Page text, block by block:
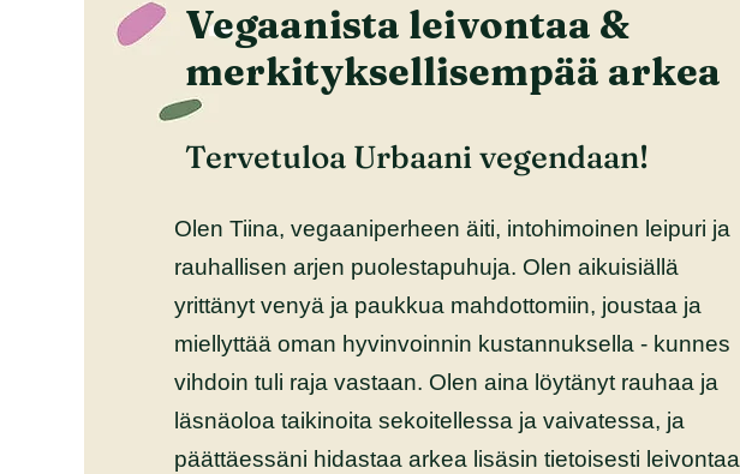
Vegaanista leivontaa &
merkityksellisempää arkea
Tervetuloa Urbaani vegendaan!
Olen Tiina, vegaaniperheen äiti, intohimoinen leipuri ja
rauhallisen arjen puolestapuhuja. Olen aikuisiällä
yrittänyt venyä ja paukkua mahdottomiin, joustaa ja
miellyttää oman hyvinvoinnin kustannuksella - kunnes
vihdoin tuli raja vastaan. Olen aina löytänyt rauhaa ja
läsnäoloa taikinoita sekoitellessa ja vaivatessa, ja
päättäessäni hidastaa arkea lisäsin tietoisesti leivontaa